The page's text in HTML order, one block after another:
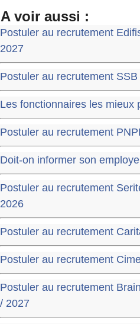
A voir aussi :
Postuler au recrutement
2027
Postuler au recrutement
Les fonctionnaires les mieux
Postuler au recrutement
Doit-on informer son
Postuler au recrutement
2026
Postuler au recrutement
Postuler au recrutement
Postuler au recrutement
/ 2027